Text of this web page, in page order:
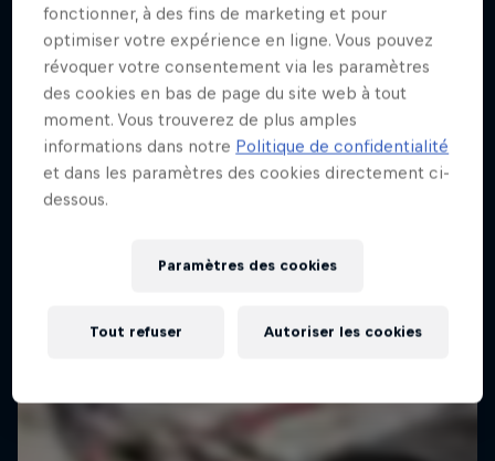
fonctionner, à des fins de marketing et pour
optimiser votre expérience en ligne. Vous pouvez
révoquer votre consentement via les paramètres
des cookies en bas de page du site web à tout
moment. Vous trouverez de plus amples
informations dans notre Politique de confidentialité
et dans les paramètres des cookies directement ci-
dessous.
Paramètres des cookies
Tout refuser Autoriser les cookies